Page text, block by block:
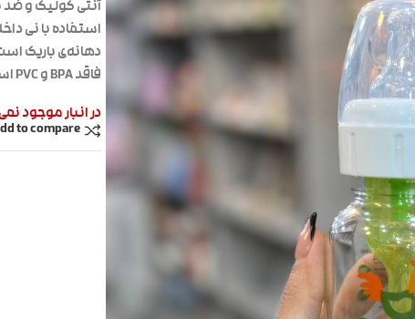
آنتی کولیک و ضد
استفاده با نی
دهانه‌ی باریک
فاقد BPA و PVC است.
در انبار موجود
to compare